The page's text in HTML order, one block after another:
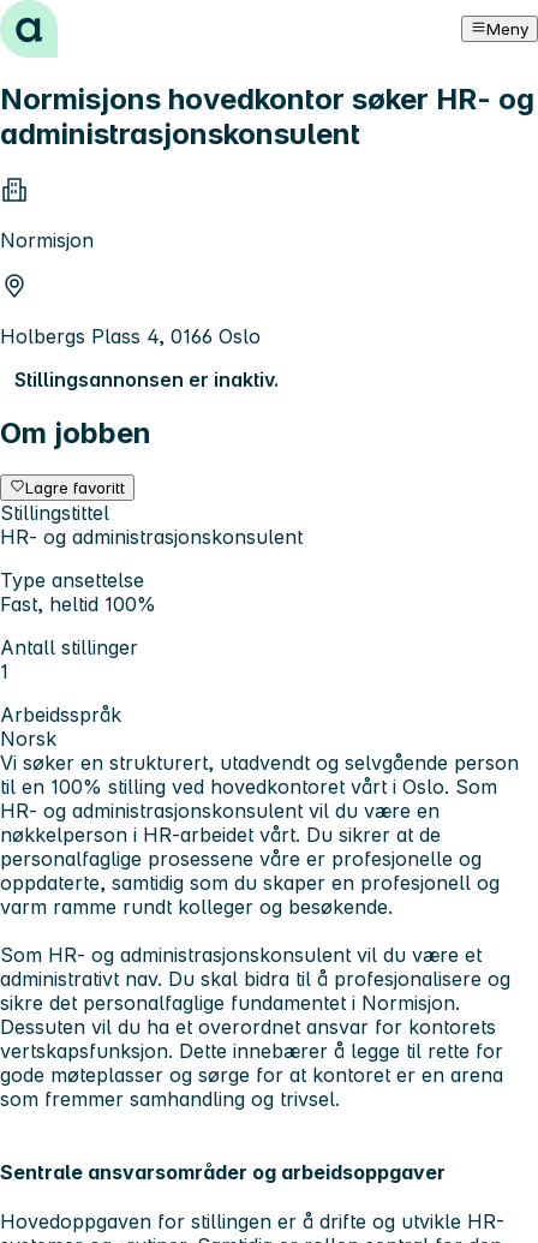
Hopp til innhold Meny
Normisjons hovedkontor søker HR- og
administrasjonskonsulent
Normisjon
Holbergs Plass 4, 0166 Oslo
Stillingsannonsen er inaktiv.
Om jobben
Lagre favoritt
Stillingstittel
HR- og administrasjonskonsulent
Type ansettelse
Fast, heltid 100%
Antall stillinger
1
Arbeidsspråk
Norsk
Vi søker en strukturert, utadvendt og selvgående person
til en 100% stilling ved hovedkontoret vårt i Oslo. Som
HR- og administrasjonskonsulent vil du være en
nøkkelperson i HR-arbeidet vårt. Du sikrer at de
personalfaglige prosessene våre er profesjonelle og
oppdaterte, samtidig som du skaper en profesjonell og
varm ramme rundt kolleger og besøkende.
Som HR- og administrasjonskonsulent vil du være et
administrativt nav. Du skal bidra til å profesjonalisere og
sikre det personalfaglige fundamentet i Normisjon.
Dessuten vil du ha et overordnet ansvar for kontorets
vertskapsfunksjon. Dette innebærer å legge til rette for
gode møteplasser og sørge for at kontoret er en arena
som fremmer samhandling og trivsel.
Sentrale ansvarsområder og arbeidsoppgaver
Hovedoppgaven for stillingen er å drifte og utvikle HR-